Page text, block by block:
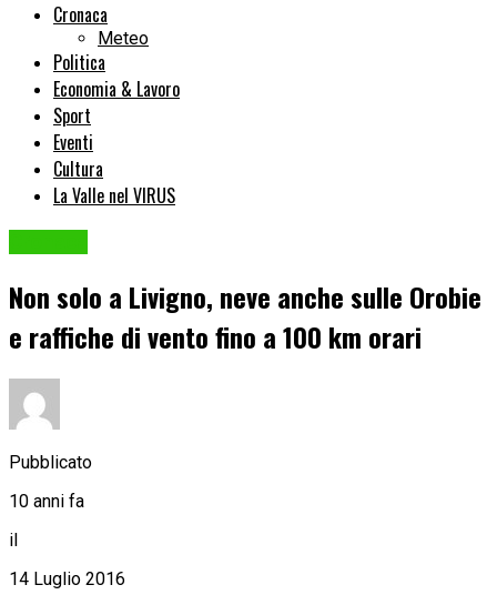
Cronaca
Meteo
Politica
Economia & Lavoro
Sport
Eventi
Cultura
La Valle nel VIRUS
Non solo a Livigno, neve anche sulle Orobie
e raffiche di vento fino a 100 km orari
Pubblicato
10 anni fa
il
14 Luglio 2016